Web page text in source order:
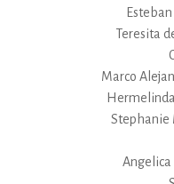
Teresita
Marco
Stephanie
Angelica